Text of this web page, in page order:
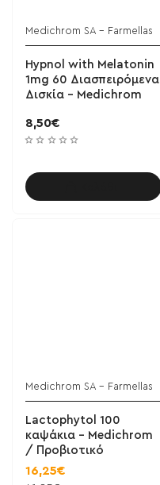
Medichrom SA - Farmellas
Hypnol with Melatonin
1mg 60 Διασπειρόμενα
Δισκία - Medichrom
8,50€
Medichrom SA - Farmellas
Lactophytol 100
καψάκια - Medichrom
/ Προβιοτικό
16,25€